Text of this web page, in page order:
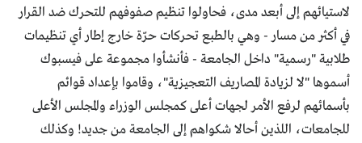
لاستيائهم إلى أبعد مدى، فحاولوا تنظيم صفوفهم للتحرك ضد القرار
في أكثر من مسار - وهي بالطبع تحركات حرّة خارج إطار أي تنظيمات
طلابية "رسمية" داخل الجامعة - فأنشأوا مجموعة على فيسبوك
أسموها "لا لزيادة المصاريف التعجيزية"، وقاموا بإعداد قوائم
بأسمائهم لرفع الأمر لجهات أعلى كمجلس الوزراء والمجلس الأعلى
للجامعات، اللذين أحالا شكواهم إلى الجامعة من جديد! وكذلك